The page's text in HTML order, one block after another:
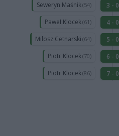
Seweryn Maśnik(54)
3 - 0
Paweł Klocek(61)
4 - 0
Milosz Cetnarski (64)
5 - 0
Piotr Klocek(70)
6 - 0
Piotr Klocek(86) 7 - 0